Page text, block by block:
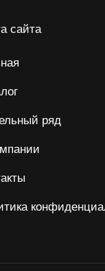
сайта
ряд